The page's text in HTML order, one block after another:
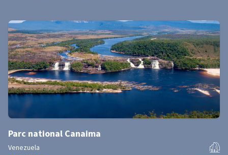
Parc national Canaima
Venezuela